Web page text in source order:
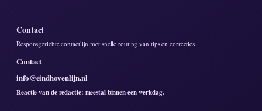
Contact
Responsgerichte contactlijn met snelle routing van tips en correcties.
Contact
info@eindhovenlijn.nl
Reactie van de redactie: meestal binnen een werkdag.